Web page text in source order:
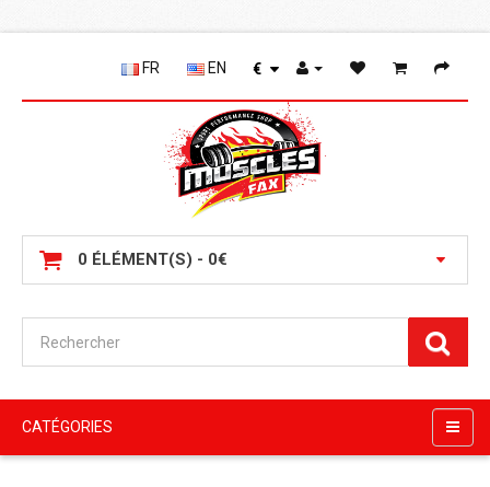
FR EN €
0 ÉLÉMENT(S) - 0€
CATÉGORIES